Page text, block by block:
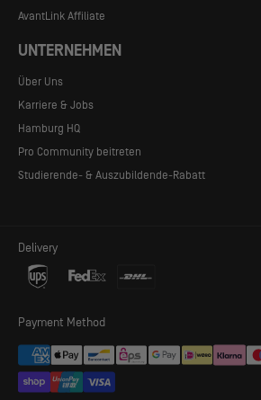
AvantLink Affiliate
UNTERNEHMEN
Über Uns
Karriere & Jobs
Hamburg HQ
Pro Community beitreten
Studierende- & Auszubildende-Rabatt
Delivery
Payment Method